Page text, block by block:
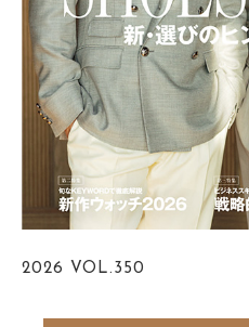
2026 VOL.350